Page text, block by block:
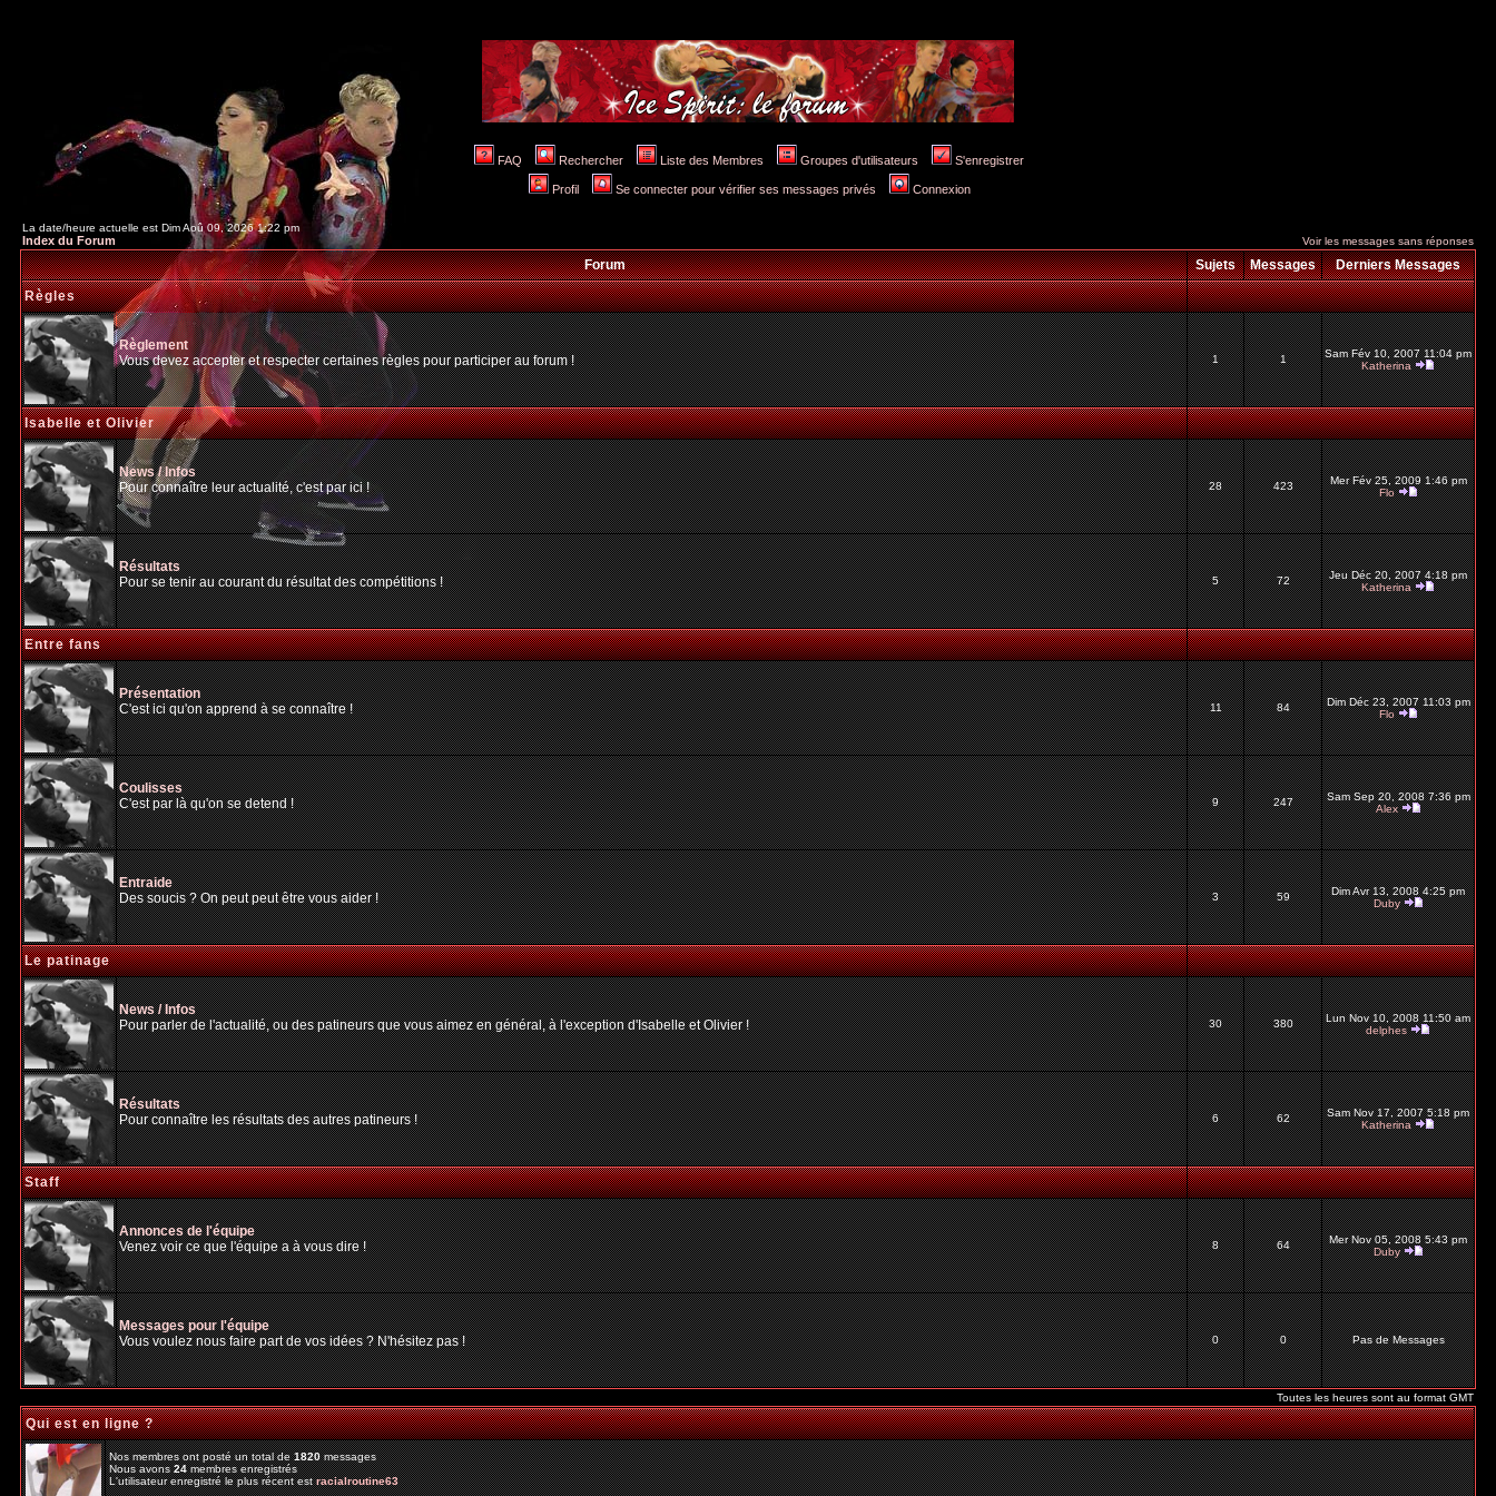
FAQ Rechercher Liste des Membres Groupes d'utilisateurs S'enregistrer
Profil Se connecter pour vérifier ses messages privés Connexion
La date/heure actuelle est Dim Aoû 09, 2026 1:22 pm
Index du Forum Voir les messages sans réponses
Forum Sujets Messages
Derniers Messages
Règles
Règlement
Vous devez accepter et respecter certaines règles pour participer au forum !
1 1
Sam Fév 10, 2007 11:04 pm
Katherina
Isabelle et Olivier
News / Infos
Pour connaître leur actualité, c'est par ici !
28 423
Mer Fév 25, 2009 1:46 pm
Flo
Résultats
Pour se tenir au courant du résultat des compétitions !
5 72
Jeu Déc 20, 2007 4:18 pm
Katherina
Entre fans
Présentation
C'est ici qu'on apprend à se connaître !
11 84
Dim Déc 23, 2007 11:03 pm
Flo
Coulisses
C'est par là qu'on se detend !
9 247
Sam Sep 20, 2008 7:36 pm
Alex
Entraide
Des soucis ? On peut peut être vous aider !
3 59
Dim Avr 13, 2008 4:25 pm
Duby
Le patinage
News / Infos
Pour parler de l'actualité, ou des patineurs que vous aimez en général, à l'exception d'Isabelle et Olivier !
30 380
Lun Nov 10, 2008 11:50 am
delphes
Résultats
Pour connaître les résultats des autres patineurs !
6 62
Sam Nov 17, 2007 5:18 pm
Katherina
Staff
Annonces de l'équipe
Venez voir ce que l'équipe a à vous dire !
8 64
Mer Nov 05, 2008 5:43 pm
Duby
Messages pour l'équipe
Vous voulez nous faire part de vos idées ? N'hésitez pas !
0 0 Pas de Messages
Toutes les heures sont au format GMT
Qui est en ligne ?
Nos membres ont posté un total de1820messages
Nous avons24membres enregistrés
L'utilisateur enregistré le plus récent estracialroutine63